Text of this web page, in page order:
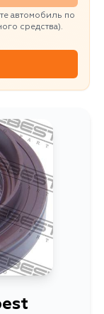
автомобиль по
средства).